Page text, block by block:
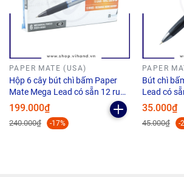
PAPER MATE (USA)
Hộp 6 cây bút chì bấm Paper
Mate Mega Lead có sẵn 12 ruột
chì 0.7mm - HB #2
199.000₫
240.000₫ -17%
PAPER
Bút chì
Lead có
HB #2
35.000₫
45.000₫ -